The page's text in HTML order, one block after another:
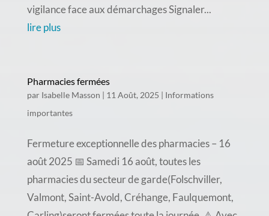
vigilance face aux démarchages Signaler...
lire plus
Pharmacies fermées
par Isabelle Masson | 11 Août, 2025 | Informations
importantes
Fermeture exceptionnelle des pharmacies – 16
août 2025 📅 Samedi 16 août, toutes les
pharmacies du secteur de garde(Folschviller,
Valmont, Saint-Avold, Créhange, Faulquemont,